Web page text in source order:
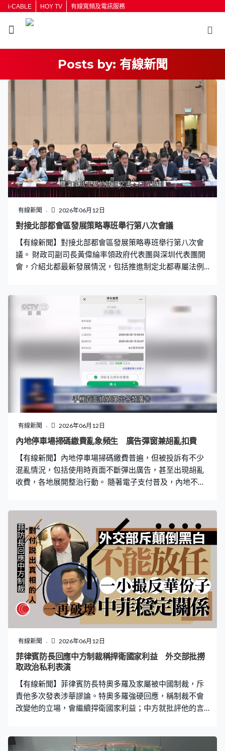
i-CABLE HOY TV 有線寬頻及電訊服務
Posts by: 有線新聞
有線新聞 2026年06月12日
對接北部都會區發展策略專班舉行第八次會議
【有線新聞】對接北部都會區發展策略專班舉行第八次會
議。 財政司副司長黃偉綸率領政府代表團與深圳代表團開
會，介紹北都最新發展情況，包括推進制定北都專屬法例
整體規劃以及北都大學城用地的工程進度。黃偉綸指北都
已進入實質建設和發展階段，期望本港首個五年規劃能促
進北都產業協同、基建互通和制度創新。
有線新聞 2026年06月12日
內地停車場掃碼繳費亂象頻生 廣告彈窗兼胡亂扣費
【有線新聞】內地停車場掃碼繳費普遍，但被投訴有不少
混亂情況，包括使用時頁面不斷彈出廣告，甚至出現胡亂
收費，各地展開整治行動。 隨著電子支付普及，內地不少
離開，有時甚至要強制關注公眾號，或註冊成為會員後，
才能成功付費，形容是層層「闖關」。 車主：「掃碼，來
秒錶打開，在停車繳費這給你加廣告的，又彈小程序，多
少秒了，12秒了，這又跳出來個啥，普通支付、折扣支
付，我的天哪，你看後面堵了幾個車。」 部分車主投訴，
掃碼後不但未能領取優惠券，反而被扣更多錢。車主張女
士：「他們沒有同不同意的吧，就是關注甚麼掃碼，停車
費正常付了，而且當時我也在開車，所以也沒細瞅。（那
這個49.8元扣的是甚麼錢？）不知道，它也沒說具體是甚
麼錢，就是甚麼服務費。」 專家指在公共場所，未經客戶
明確同意，超範圍收集個人信息，已屬違法。多個城市就
相關問題，展開整治行動。上海市消費者權益保護委員會
副秘書唐健盛：「我們跟市網信辦、市場監管局，一起做
付，只能是一個純淨的二維碼，讓消費者直
有線新聞 2026年06月12日
菲律賓防長回應中方制裁稱捍衛國家利益 外交部批撈
取政治私利表演
【有線新聞】菲律賓防長特奧多羅及家屬被中國制裁，斥
責他多次發表涉華謬論。特奧多羅強硬回應，稱制裁不會
改變他的立場，會繼續捍衛國家利益；中方就批評他的言
言並說出真相的人，又稱面對中方的海陸威脅，會繼續履